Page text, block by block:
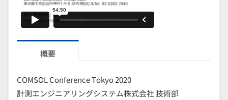
概要
COMSOL Conference Tokyo 2020
計測エンジニアリングシステム株式会社 技術部